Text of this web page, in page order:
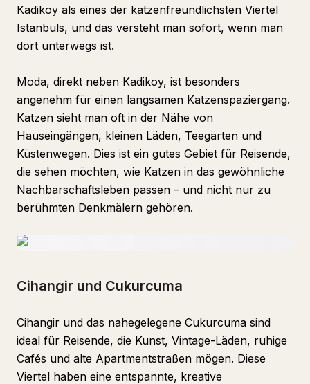
Kadikoy als eines der katzenfreundlichsten Viertel
Istanbuls, und das versteht man sofort, wenn man
dort unterwegs ist.
Moda, direkt neben Kadikoy, ist besonders
angenehm für einen langsamen Katzenspaziergang.
Katzen sieht man oft in der Nähe von
Hauseingängen, kleinen Läden, Teegärten und
Küstenwegen. Dies ist ein gutes Gebiet für Reisende,
die sehen möchten, wie Katzen in das gewöhnliche
Nachbarschaftsleben passen – und nicht nur zu
berühmten Denkmälern gehören.
Cihangir und Cukurcuma
Cihangir und das nahegelegene Cukurcuma sind
ideal für Reisende, die Kunst, Vintage-Läden, ruhige
Cafés und alte Apartmentstraßen mögen. Diese
Viertel haben eine entspannte, kreative